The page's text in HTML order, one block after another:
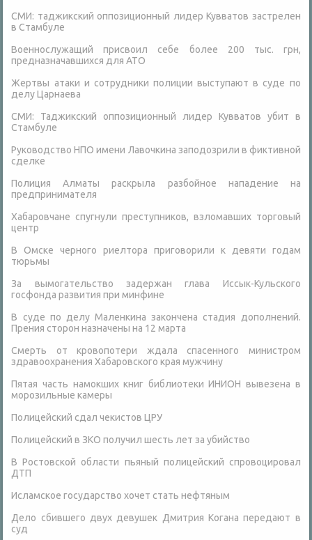
СМИ: таджикский оппозиционный лидер Кувватов застрелен
в Стамбуле
Военнослужащий присвоил себе более 200 тыс. грн,
предназначавшихся для АТО
Жертвы атаки и сотрудники полиции выступают в суде по
делу Царнаева
СМИ: Таджикский оппозиционный лидер Кувватов убит в
Стамбуле
Руководство НПО имени Лавочкина заподозрили в фиктивной
сделке
Полиция Алматы раскрыла разбойное нападение на
предпринимателя
Хабаровчане спугнули преступников, взломавших торговый
центр
В Омске черного риелтора приговорили к девяти годам
тюрьмы
За вымогательство задержан глава Иссык-Кульского
госфонда развития при минфине
В суде по делу Маленкина закончена стадия дополнений.
Прения сторон назначены на 12 марта
Смерть от кровопотери ждала спасенного министром
здравоохранения Хабаровского края мужчину
Пятая часть намокших книг библиотеки ИНИОН вывезена в
морозильные камеры
Полицейский сдал чекистов ЦРУ
Полицейский в ЗКО получил шесть лет за убийство
В Ростовской области пьяный полицейский спровоцировал
ДТП
Исламское государство хочет стать нефтяным
Дело сбившего двух девушек Дмитрия Когана передают в
суд